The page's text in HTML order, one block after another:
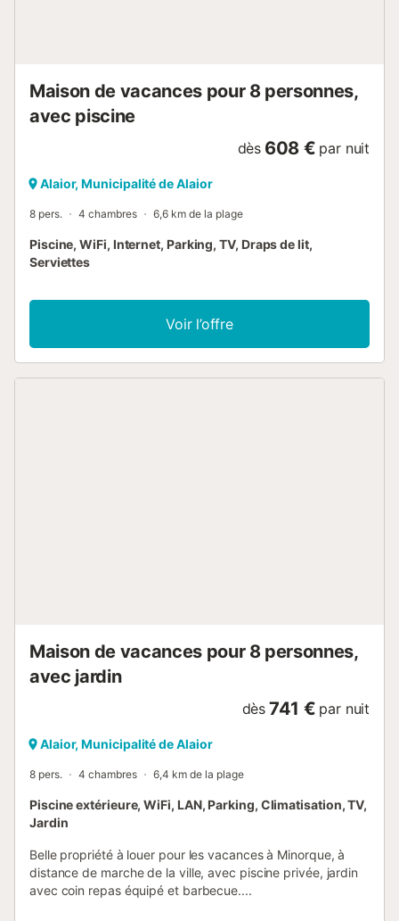
Maison de vacances pour 8 personnes,
avec piscine
dès 608 € par nuit
Alaior, Municipalité de Alaior
8 pers. 4 chambres 6,6 km de la plage
Piscine, WiFi, Internet, Parking, TV, Draps de lit,
Serviettes
Voir l’offre
Maison de vacances pour 8 personnes,
avec jardin
dès 741 € par nuit
Alaior, Municipalité de Alaior
8 pers. 4 chambres 6,4 km de la plage
Piscine extérieure, WiFi, LAN, Parking, Climatisation, TV,
Jardin
Belle propriété à louer pour les vacances à Minorque, à
distance de marche de la ville, avec piscine privée, jardin
avec coin repas équipé et barbecue....